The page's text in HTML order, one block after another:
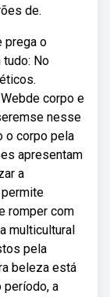
de.
prega o
No
corpo e
nesse
o corpo pela
apresentam
a
romper com
multicultural
pela
beleza está
período, a